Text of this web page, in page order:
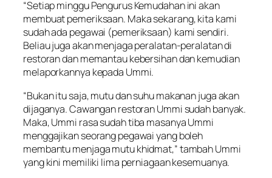
“Setiap minggu Pengurus Kemudahan ini akan
membuat pemeriksaan. Maka sekarang, kita kami
sudah ada pegawai (pemeriksaan) kami sendiri.
Beliau juga akan menjaga peralatan-peralatan di
restoran dan memantau kebersihan dan kemudian
melaporkannya kepada Ummi.
“Bukan itu saja, mutu dan suhu makanan juga akan
dijaganya. Cawangan restoran Ummi sudah banyak.
Maka, Ummi rasa sudah tiba masanya Ummi
menggajikan seorang pegawai yang boleh
membantu menjaga mutu khidmat,” tambah Ummi
yang kini memiliki lima perniagaan kesemuanya.